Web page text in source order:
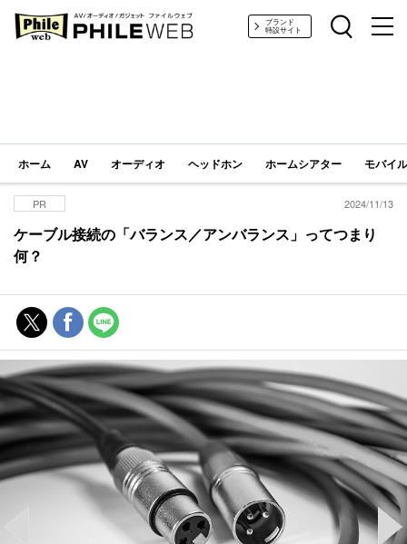
PHILE WEB｜AV/オーディオ/ガジェットブランド
特設サイト
ホーム AV オーディオ ヘッドホン ホームシアター モバイ
PR 2024/11/13
ケーブル接続の「バランス／アンバランス」ってつまり
何？